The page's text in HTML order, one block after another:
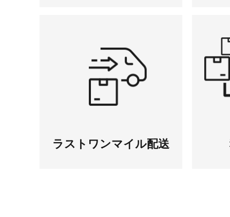
ラストワンマイル配送